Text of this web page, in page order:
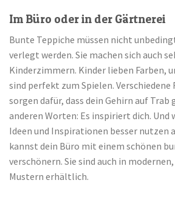
Im Büro oder in der Gärtnerei
Bunte Teppiche müssen nicht
verlegt werden. Sie machen sich auch
Kinderzimmern. Kinder lieben Farben,
sind perfekt zum Spielen. Verschiedene
sorgen dafür, dass dein Gehirn auf
anderen Worten: Es inspiriert dich. Und
Ideen und Inspirationen besser nutzen
kannst dein Büro mit einem schönen
verschönern. Sie sind auch in
Mustern erhältlich.